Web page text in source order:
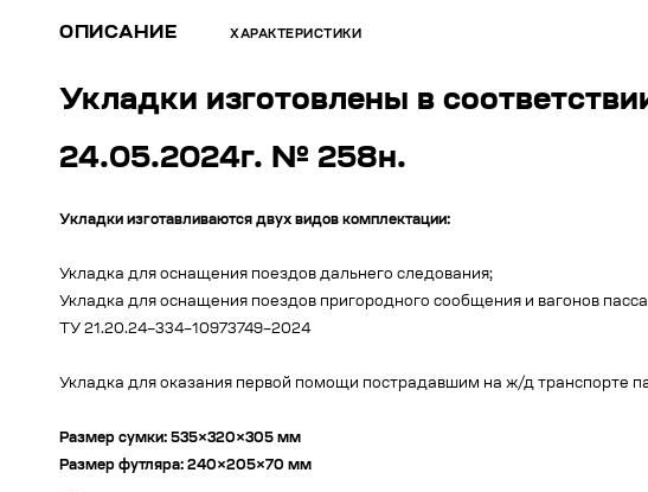
ОПИСАНИЕ ХАРАКТЕРИСТИКИ
Укладки изготовлены в
24.05.2024г. № 258н.
Укладки изготавливаются двух видов комплектации:
Укладка для оснащения поездов дальнего следования;
Укладка для оснащения поездов пригородного сообщения и вагонов
ТУ 21.20.24–334–10973749–2024
Укладка для оказания первой помощи пострадавшим на ж/д транспорте
Размер сумки: 535×320×305 мм
Размер футляра: 240×205×70 мм